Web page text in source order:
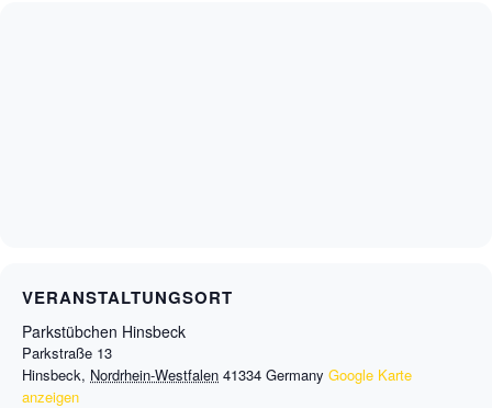
VERANSTALTUNGSORT
Parkstübchen Hinsbeck
Parkstraße 13
Hinsbeck, Nordrhein-Westfalen 41334 Germany Google Karte
anzeigen